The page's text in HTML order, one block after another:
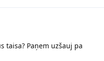
taisa? Paņem uzšauj pa